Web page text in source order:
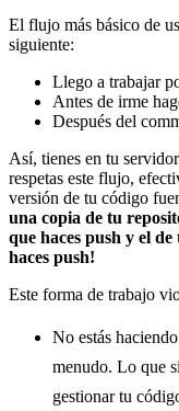
El flujo más básico de
siguiente:
Llego a trabajar
Antes de irme
Después del
Así, tienes en tu
respetas este flujo,
versión de tu código
una copia de tu
que haces push y el
haces push!
Este forma de trabajo
No estás
menudo. Lo que
gestionar tu